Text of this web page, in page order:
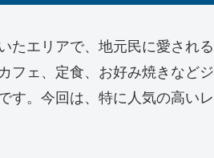
たエリアで、地元民に愛される
フェ、定食、お好み焼きなどジ
す。今回は、特に人気の高いレ